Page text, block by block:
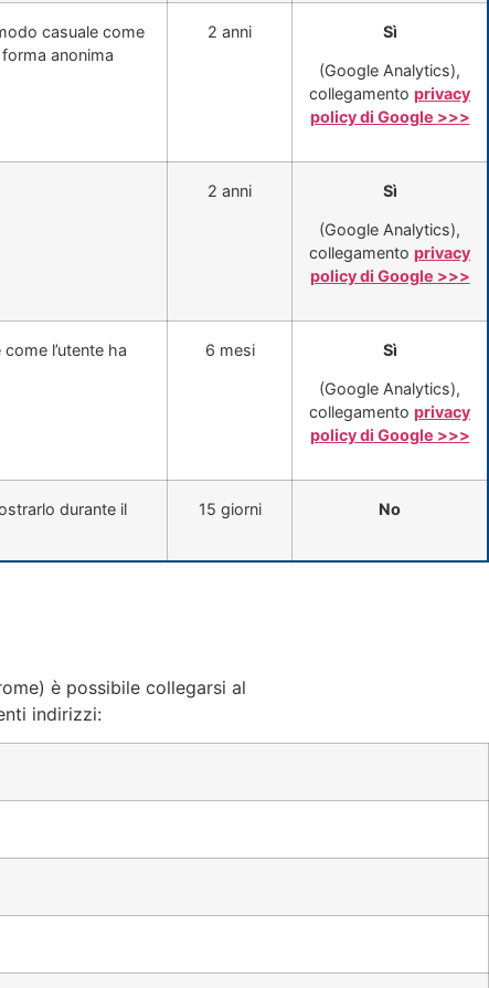
casuale come
anonima
2 anni Sì
(Google Analytics),
collegamento privacy
policy di Google >>>
2 anni Sì
(Google Analytics),
collegamento privacy
policy di Google >>>
l’utente ha
6 mesi Sì
(Google Analytics),
collegamento privacy
policy di Google >>>
durante il
15 giorni No
è possibile collegarsi al
indirizzi: